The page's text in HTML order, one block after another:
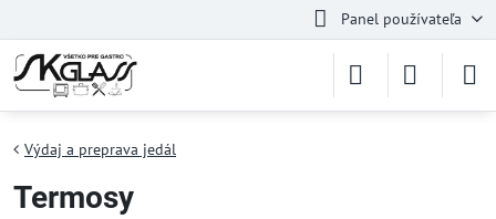
Panel používateľa
Výdaj a preprava jedál
Termosy